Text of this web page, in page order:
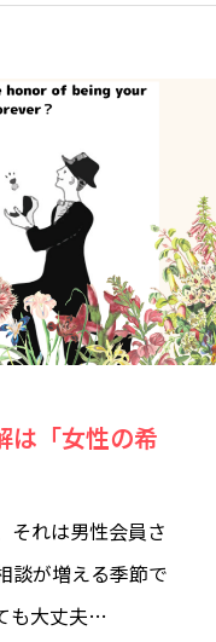
は「女性の希
それは男性会員さ
談が増える季節で
も大丈夫…